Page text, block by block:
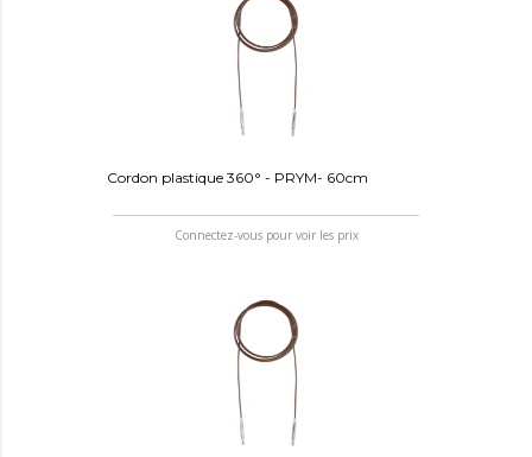
Cordon plastique 360° - PRYM- 60cm
Connectez-vous pour voir les prix